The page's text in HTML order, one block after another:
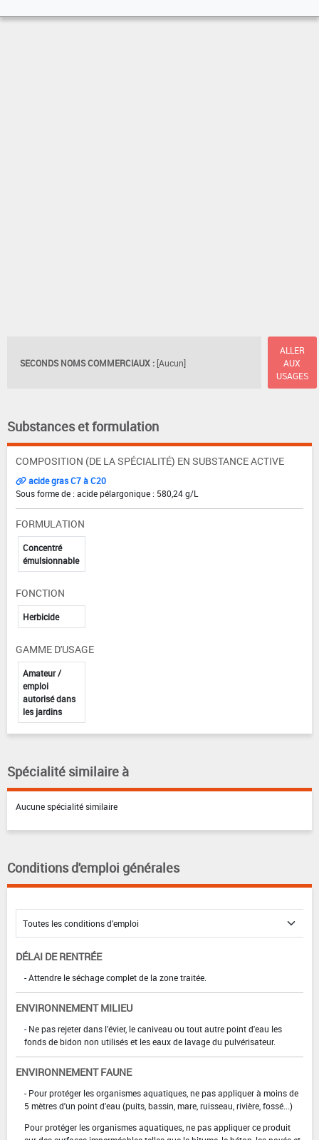
SECONDS NOMS COMMERCIAUX : [Aucun]
ALLER
AUX
USAGES
Substances et formulation
COMPOSITION (DE LA SPÉCIALITÉ) EN SUBSTANCE ACTIVE
acide gras C7 à C20
Sous forme de : acide pélargonique : 580,24 g/L
FORMULATION
Concentré
émulsionnable
FONCTION
Herbicide
GAMME D'USAGE
Amateur /
emploi
autorisé dans
les jardins
Spécialité similaire à
Aucune spécialité similaire
Conditions d'emploi générales
DÉLAI DE RENTRÉE
- Attendre le séchage complet de la zone traitée.
ENVIRONNEMENT MILIEU
- Ne pas rejeter dans l'évier, le caniveau ou tout autre point d'eau les
fonds de bidon non utilisés et les eaux de lavage du pulvérisateur.
ENVIRONNEMENT FAUNE
- Pour protéger les organismes aquatiques, ne pas appliquer à moins de
5 mètres d'un point d'eau (puits, bassin, mare, ruisseau, rivière, fossé...)
Pour protéger les organismes aquatiques, ne pas appliquer ce produit